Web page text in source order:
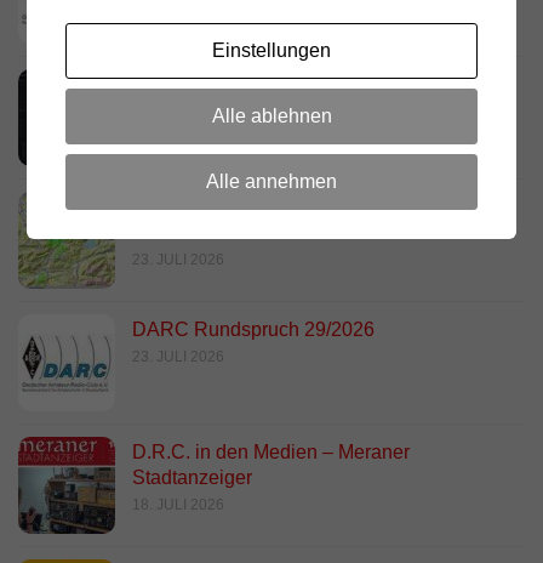
Neues dashboard für APRS Digi
28. JULI 2026
Link Südtirol Murnau Süd ändert QRG und
23. JULI 2026
DARC Rundspruch 29/2026
23. JULI 2026
D.R.C. in den Medien – Meraner
Stadtanzeiger
18. JULI 2026
Einstellungen
Alle ablehnen
Alle annehmen